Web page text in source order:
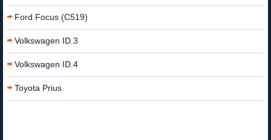
Ford Focus (C519)
Volkswagen ID.3
Volkswagen ID.4
Toyota Prius